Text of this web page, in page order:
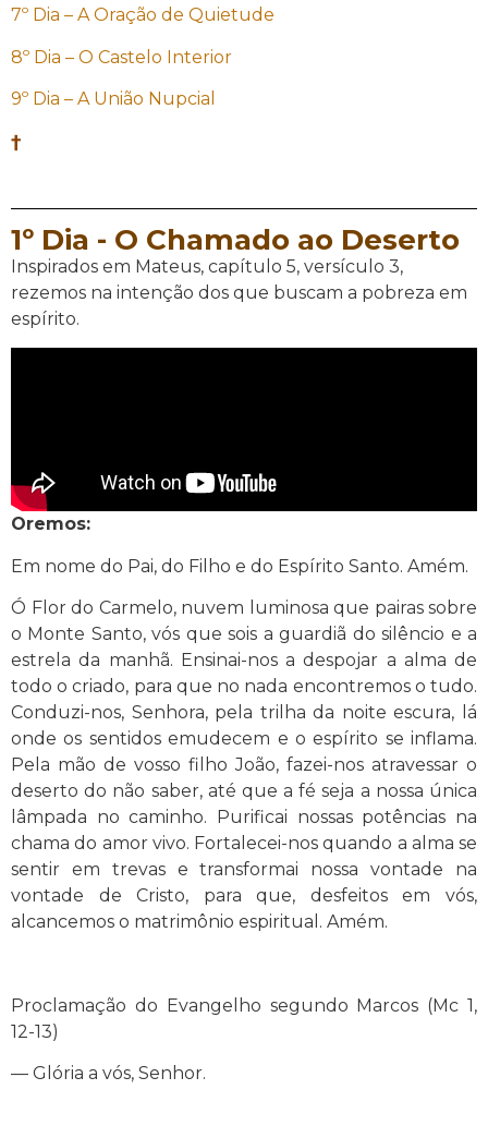
7º Dia – A Oração de Quietude
8º Dia – O Castelo Interior
9º Dia – A União Nupcial
†
1º Dia - O Chamado ao Deserto
Inspirados em Mateus, capítulo 5, versículo 3,
rezemos na intenção dos que buscam a pobreza em
espírito.
Oremos:
Em nome do Pai, do Filho e do Espírito Santo. Amém.
Ó Flor do Carmelo, nuvem luminosa que pairas sobre
o Monte Santo, vós que sois a guardiã do silêncio e a
estrela da manhã. Ensinai-nos a despojar a alma de
todo o criado, para que no nada encontremos o tudo.
Conduzi-nos, Senhora, pela trilha da noite escura, lá
onde os sentidos emudecem e o espírito se inflama.
Pela mão de vosso filho João, fazei-nos atravessar o
deserto do não saber, até que a fé seja a nossa única
lâmpada no caminho. Purificai nossas potências na
chama do amor vivo. Fortalecei-nos quando a alma se
sentir em trevas e transformai nossa vontade na
vontade de Cristo, para que, desfeitos em vós,
alcancemos o matrimônio espiritual. Amém.
Proclamação do Evangelho segundo Marcos (Mc 1,
12-13)
— Glória a vós, Senhor.